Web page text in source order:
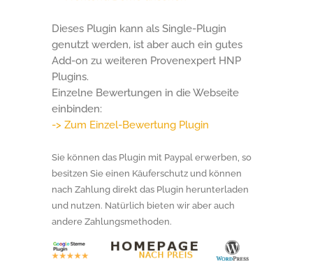
Dieses Plugin kann als Single-Plugin
genutzt werden, ist aber auch ein gutes
Add-on zu weiteren Provenexpert HNP
Plugins.
Einzelne Bewertungen in die Webseite
einbinden:
-> Zum Einzel-Bewertung Plugin
Sie können das Plugin mit Paypal erwerben, so
besitzen Sie einen Käuferschutz und können
nach Zahlung direkt das Plugin herunterladen
und nutzen. Natürlich bieten wir aber auch
andere Zahlungsmethoden.